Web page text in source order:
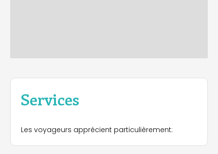
Services
Les voyageurs apprécient particulièrement: